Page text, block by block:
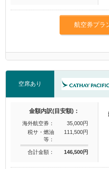
航空券プラ
空席あり
金額内訳(目安額)：
海外航空券：
35,000円
税サ・燃油
等：
111,500円
合計金額： 146,500円